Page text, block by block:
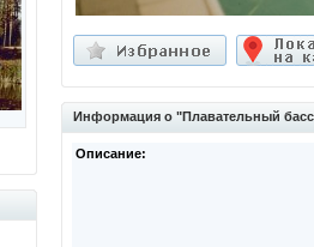
Информация о "Плавательный
Описание: